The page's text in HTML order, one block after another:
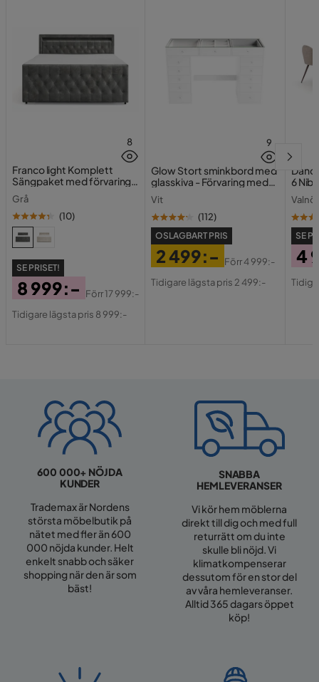
8
Franco light Komplett
Sängpaket med förvaring
LED-belysning 180x200 cm
Grå
(10)
SE PRISET!
Pris
8 999:-
Original
Förr17 999:-
Tidigare lägsta pris 8 999:-
9
Glow Stort sminkbord med
glasskiva - Förvaring med
Vit
(112)
OSLAGBART PRIS
Pris
2 499:-
Original
Förr4 999:-
Tidigare lägsta pris 2 499:-
Dano
6
SE
Pris
4
600 000+ NÖJDA
KUNDER
Trademax är Nordens
största möbelbutik på
nätet med fler än 600
000 nöjda kunder. Helt
enkelt snabb och säker
shopping när den är som
bäst!
SNABBA
HEMLEVERANSER
Vi kör hem möblerna
direkt till dig och med full
returrätt om du inte
skulle bli nöjd. Vi
klimatkompenserar
dessutom för en stor del
av våra hemleveranser.
Alltid 365 dagars öppet
köp!